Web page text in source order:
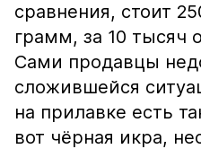
сравнения, стоит
грамм, за 10 тысяч
Сами продавцы
сложившейся
на прилавке есть
вот чёрная икра,